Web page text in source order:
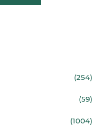
(254)
(59)
(1004)